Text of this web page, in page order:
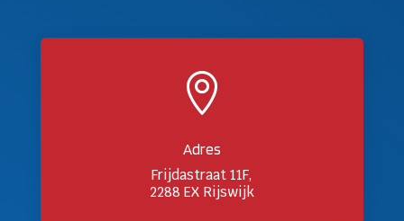

Adres
Frijdastraat 11F,
2288 EX Rijswijk